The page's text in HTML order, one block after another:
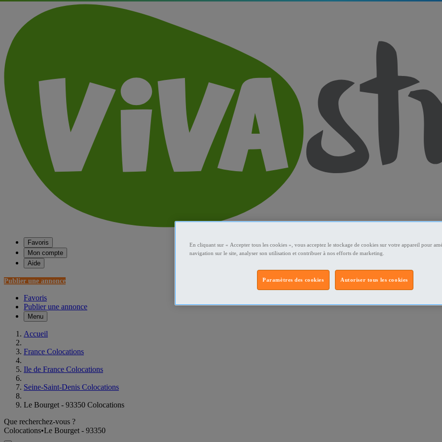
Favoris
Mon compte
Aide
Publier une annonce
Favoris
Publier une annonce
Menu
Accueil
France Colocations
Ile de France Colocations
Seine-Saint-Denis Colocations
Le Bourget - 93350 Colocations
Que recherchez-vous ?
Colocations•Le Bourget - 93350
En cliquant sur « Accepter tous les cookies », vous acceptez le stockage de cookies sur votre appareil pour
navigation sur le site, analyser son utilisation et contribuer à nos efforts de marketing.
Autoriser tous les cookies
Paramètres des cookies